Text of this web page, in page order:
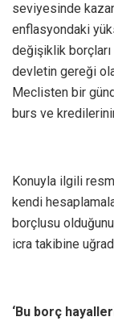
seviyesinde
enflasyondaki
değişiklik borçları
devletin gereği
Meclisten bir
burs ve
Konuyla ilgili
kendi
borçlusu
icra takibine
‘Bu borç